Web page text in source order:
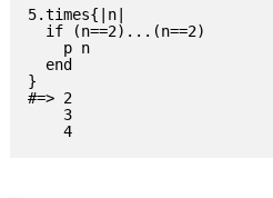
5.times{|n|
  if (n==2)...(n==2)
    p n
  end
}
#=> 2
    3
    4